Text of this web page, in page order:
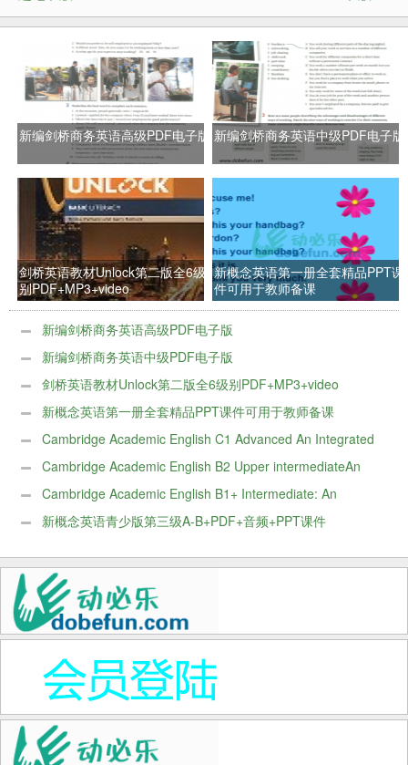
新编剑桥商务英语高级PDF电子版 新编剑桥商务英语中级PDF电子版
剑桥英语教材Unlock第二版全6级
别PDF+MP3+video
新概念英语第一册全套精品PPT课
件可用于教师备课
新编剑桥商务英语高级PDF电子版
新编剑桥商务英语中级PDF电子版
剑桥英语教材Unlock第二版全6级别PDF+MP3+video
新概念英语第一册全套精品PPT课件可用于教师备课
Cambridge Academic English C1 Advanced An Integrated
Skills Course for EAP电子版
Cambridge Academic English B2 Upper intermediateAn
Integrated Skills Course for EAP电子版
Cambridge Academic English B1+ Intermediate: An
Integrated Skills Course for EAP电子版
新概念英语青少版第三级A-B+PDF+音频+PPT课件